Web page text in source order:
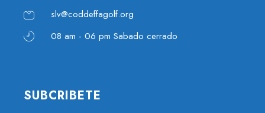
slv@coddeffagolf.org
08 am - 06 pm Sabado cerrado
SUBCRIBETE